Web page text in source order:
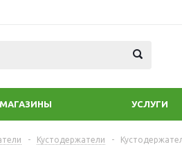
МАГАЗИНЫ УСЛУГИ
- Кустодержатели -